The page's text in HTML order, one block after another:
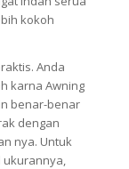
kokoh
Anda
karna Awning
benar-benar
dengan
nya. Untuk
ukurannya,